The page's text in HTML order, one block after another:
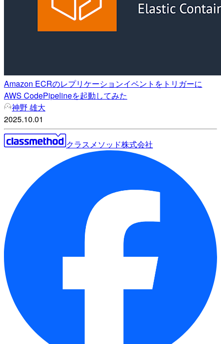
Amazon ECRのレプリケーションイベントをトリガーに
AWS CodePipelineを起動してみた
神野 雄大
2025.10.01
クラスメソッド株式会社